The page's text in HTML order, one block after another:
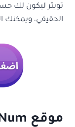
تويتر ليكون لك
الحقيقي، ويمكنك
موقع Free Phone Num